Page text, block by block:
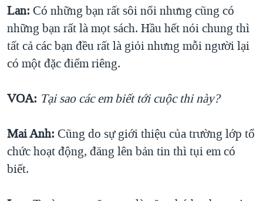
Lan: Có những bạn rất sôi nổi nhưng cũng có
những bạn rất là mọt sách. Hầu hết nói chung thì
tất cả các bạn đều rất là giỏi nhưng mỗi người lại
có một đặc điểm riêng.
VOA: Tại sao các em biết tới cuộc thi này?
Mai Anh: Cũng do sự giới thiệu của trường lớp tổ
chức hoạt động, đăng lên bản tin thì tụi em có
biết.